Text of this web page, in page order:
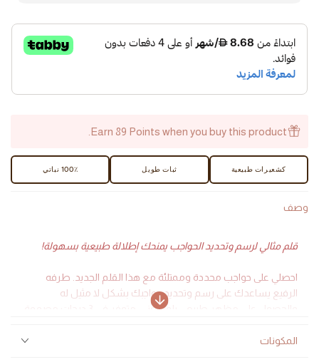
Earn 89 Points when you buy this product.
كشعيرات طبيعية ثبات طويل 100٪ نباتي
وصف
قلم مثالي لرسم وتحديد الحواجب يمنحك إطلالة طبيعية بسهولة!
احصلي على حواجب محددة وممتلئة مع هذا القلم الجديد. طرفه
الرفيع يساعدك على رسم وتحديد حواجبك بشكل لا مثيل له
التطبيق بفضل تركيبته الكريمية.
المكونات